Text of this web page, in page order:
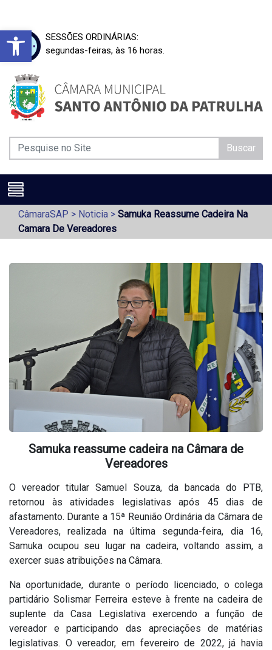
Barra de Ferramentas Aberta
SESSÕES ORDINÁRIAS:
segundas-feiras, às 16 horas.
Buscar
CâmaraSAP > Noticia > Samuka Reassume Cadeira Na
Camara De Vereadores
Samuka reassume cadeira na Câmara de
Vereadores
O vereador titular Samuel Souza, da bancada do PTB,
retornou às atividades legislativas após 45 dias de
afastamento. Durante a 15ª Reunião Ordinária da Câmara de
Vereadores, realizada na última segunda-feira, dia 16,
Samuka ocupou seu lugar na cadeira, voltando assim, a
exercer suas atribuições na Câmara.
Na oportunidade, durante o período licenciado, o colega
partidário Solismar Ferreira esteve à frente na cadeira de
suplente da Casa Legislativa exercendo a função de
vereador e participando das apreciações de matérias
legislativas. O vereador, em fevereiro de 2022, já havia